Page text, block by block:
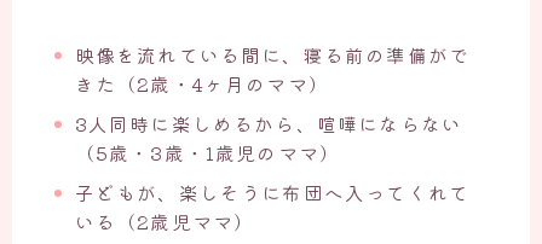
映像を流れている間に、寝る前の準備がで
きた（2歳・4ヶ月のママ）
3人同時に楽しめるから、喧嘩にならない
（5歳・3歳・1歳児のママ）
子どもが、楽しそうに布団へ入ってくれて
いる（2歳児ママ）